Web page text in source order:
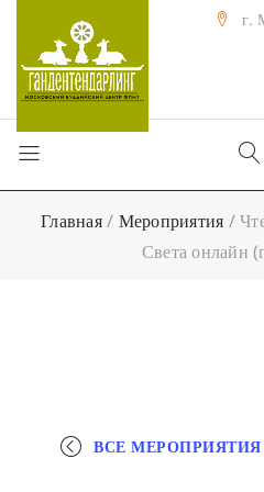
г.
Главная/ Мероприятия /
Света онлайн
ВСЕ МЕРОПРИЯТИЯ